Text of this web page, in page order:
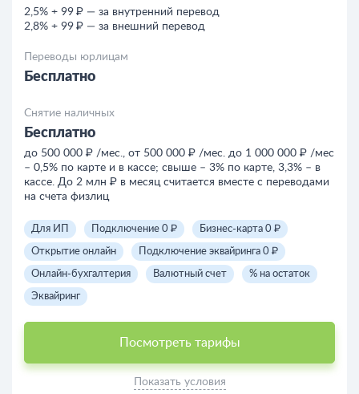
2,5% + 99 ₽ — за внутренний перевод
2,8% + 99 ₽ — за внешний перевод
Переводы юрлицам
Бесплатно
Снятие наличных
Бесплатно
до 500 000 ₽ /мес., от 500 000 ₽ /мес. до 1 000 000 ₽ /мес
– 0,5% по карте и в кассе; свыше – 3% по карте, 3,3% – в
кассе. До 2 млн ₽ в месяц считается вместе с переводами
на счета физлиц
Для ИП Подключение 0 ₽ Бизнес-карта 0 ₽
Открытие онлайн Подключение эквайринга 0 ₽
Онлайн-бухгалтерия Валютный счет % на остаток
Эквайринг
Посмотреть тарифы
Показать условия